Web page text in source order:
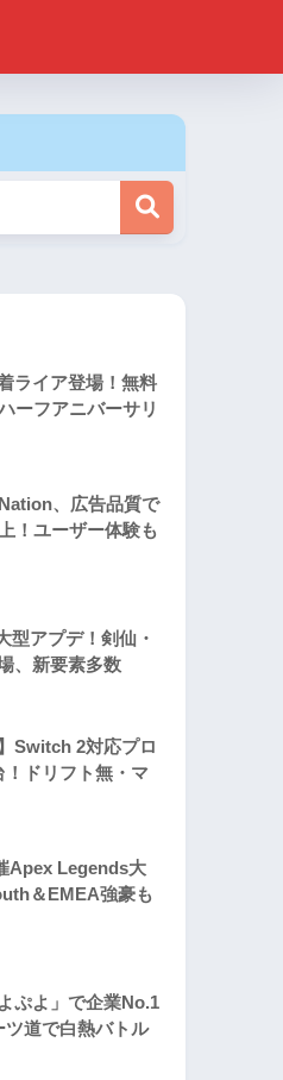
ライア登場！無料
ーフアニバーサリ
、広告品質で
！ユーザー体験も
型アプデ！剣仙・
、新要素多数
Switch 2対応プロ
！ドリフト無・マ
Apex Legends大
＆EMEA強豪も
ぷよ」で企業No.1
ツ道で白熱バトル